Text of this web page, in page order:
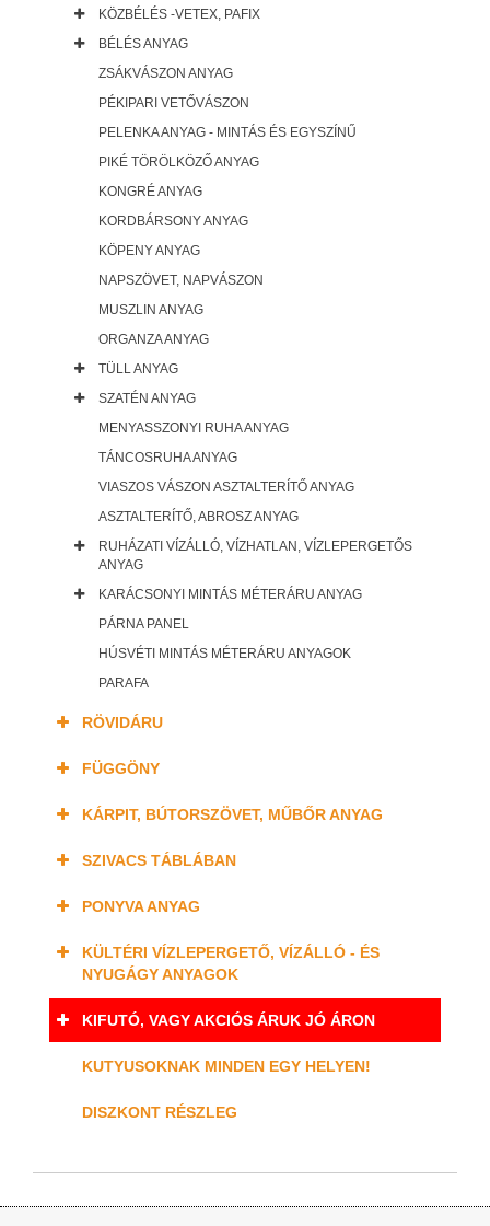
KÖZBÉLÉS -VETEX, PAFIX
BÉLÉS ANYAG
ZSÁKVÁSZON ANYAG
PÉKIPARI VETŐVÁSZON
PELENKA ANYAG - MINTÁS ÉS EGYSZÍNŰ
PIKÉ TÖRÖLKÖZŐ ANYAG
KONGRÉ ANYAG
KORDBÁRSONY ANYAG
KÖPENY ANYAG
NAPSZÖVET, NAPVÁSZON
MUSZLIN ANYAG
ORGANZA ANYAG
TÜLL ANYAG
SZATÉN ANYAG
MENYASSZONYI RUHA ANYAG
TÁNCOSRUHA ANYAG
VIASZOS VÁSZON ASZTALTERÍTŐ ANYAG
ASZTALTERÍTŐ, ABROSZ ANYAG
RUHÁZATI VÍZÁLLÓ, VÍZHATLAN, VÍZLEPERGETŐS
ANYAG
KARÁCSONYI MINTÁS MÉTERÁRU ANYAG
PÁRNA PANEL
HÚSVÉTI MINTÁS MÉTERÁRU ANYAGOK
PARAFA
RÖVIDÁRU
FÜGGÖNY
KÁRPIT, BÚTORSZÖVET, MŰBŐR ANYAG
SZIVACS TÁBLÁBAN
PONYVA ANYAG
KÜLTÉRI VÍZLEPERGETŐ, VÍZÁLLÓ - ÉS
NYUGÁGY ANYAGOK
KIFUTÓ, VAGY AKCIÓS ÁRUK JÓ ÁRON
KUTYUSOKNAK MINDEN EGY HELYEN!
DISZKONT RÉSZLEG